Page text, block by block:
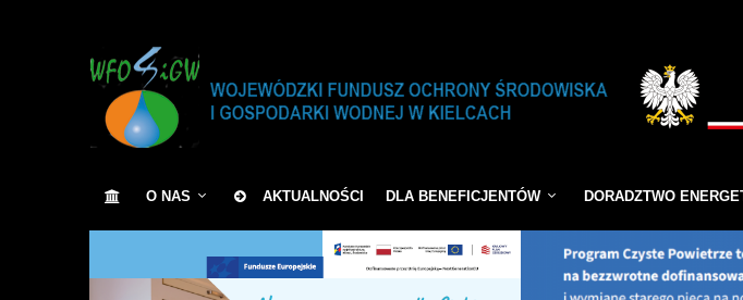
O NAS AKTUALNOŚCI DLA BENEFICJENTÓW DORADZTWO